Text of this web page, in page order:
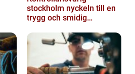
stockholm nyckeln till en
trygg och smidig